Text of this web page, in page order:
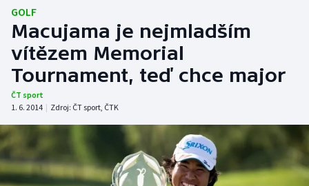
Fotbal
Hokej
Tenis
Atletika
DALŠÍ SPORTY
GOLF
Macujama je nejmladším
vítězem Memorial
Tournament, teď chce major
ČT sport
1. 6. 2014 | Zdroj: ČT sport, ČTK